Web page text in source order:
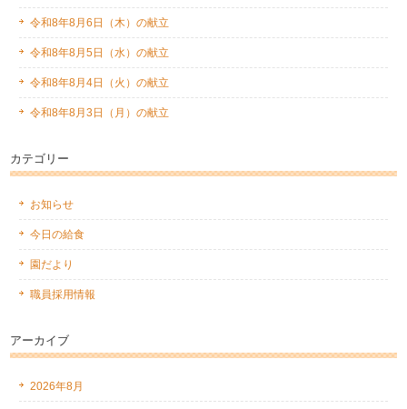
令和8年8月6日（木）の献立
令和8年8月5日（水）の献立
令和8年8月4日（火）の献立
令和8年8月3日（月）の献立
カテゴリー
お知らせ
今日の給食
園だより
職員採用情報
アーカイブ
2026年8月